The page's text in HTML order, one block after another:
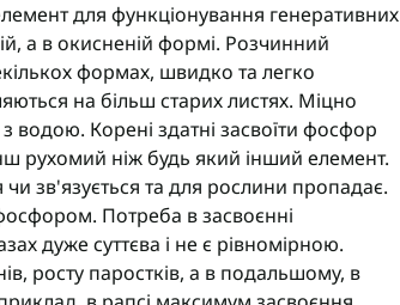
для функціонування генеративних
а в окисненій формі. Розчинний
формах, швидко та легко
на більш старих листях. Міцно
водою. Корені здатні засвоїти фосфор
рухомий ніж будь який інший елемент.
зв'язується та для рослини пропадає.
Потреба в засвоєнні
дуже суттєва і не є рівномірною.
росту паростків, а в подальшому, в